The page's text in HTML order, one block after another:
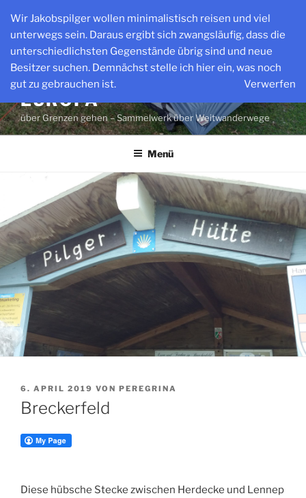
Wir Jakobspilger wollen minimalistisch reisen und viel
unterwegs sein. Daraus ergibt sich zwangsläufig, dass die
unterschiedlichsten Gegenstände übrig sind und neue
Besitzer suchen. Demnächst stelle ich hier ein, was noch
gut zu gebrauchen ist.
Verwerfen
Inhalt
springen
WEITWANDERWEGE IN
EUROPA
über Grenzen gehen – Sammelwerk über Weitwanderwege
Menü
VERÖFFENTLICHT
AM
6. APRIL 2019 VON PEREGRINA
Breckerfeld
Diese hübsche Stecke zwischen Herdecke und Lennep